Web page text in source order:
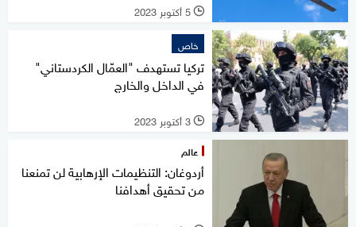
l 5 أكتوبر 2023
خاص
تركيا تستهدف "العمّال الكردستاني"
في الداخل والخارج
l 3 أكتوبر 2023
عالم
أردوغان: التنظيمات الإرهابية لن تمنعنا
من تحقيق أهدافنا